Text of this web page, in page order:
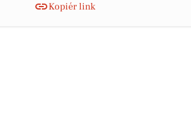
Kopiér link